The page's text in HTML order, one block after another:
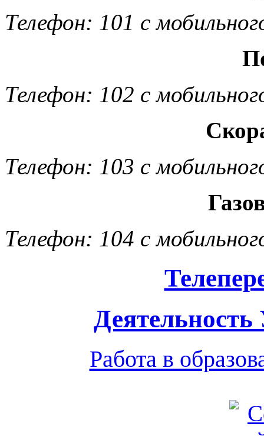
Телефон: 101 с
Телефон: 102 с
Телефон: 103 с
Телефон: 104 с
Работа в